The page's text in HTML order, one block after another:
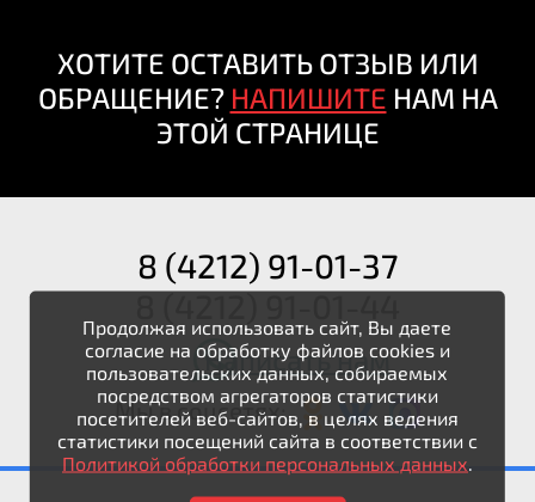
ХОТИТЕ ОСТАВИТЬ ОТЗЫВ ИЛИ
ОБРАЩЕНИЕ? НАПИШИТЕ НАМ НА
ЭТОЙ СТРАНИЦЕ
8 (4212) 91-01-37
Написать нам
Мы в соцсетях:
Продолжая использовать сайт, Вы даете
согласие на обработку файлов cookies и
пользовательских данных, собираемых
посредством агрегаторов статистики
посетителей веб-сайтов, в целях ведения
статистики посещений сайта в соответствии с
Политикой обработки персональных данных.